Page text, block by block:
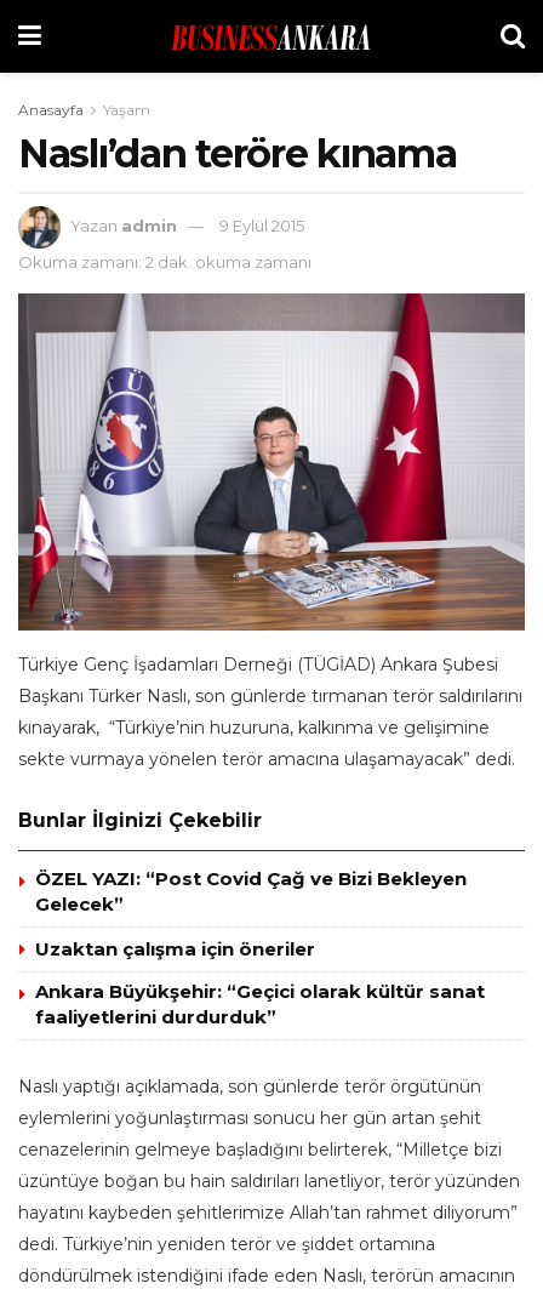
Anasayfa Yaşam
Naslı’dan teröre kınama
Yazan admin
9 Eylül 2015
Okuma zamanı: 2 dak. okuma zamanı
Türkiye Genç İşadamları Derneği (TÜGİAD) Ankara Şubesi
Başkanı Türker Naslı, son günlerde tırmanan terör saldırılarını
kınayarak, “Türkiye’nin huzuruna, kalkınma ve gelişimine
sekte vurmaya yönelen terör amacına ulaşamayacak” dedi.
Bunlar İlginizi Çekebilir
ÖZEL YAZI: “Post Covid Çağ ve Bizi Bekleyen
Gelecek”
Uzaktan çalışma için öneriler
Ankara Büyükşehir: “Geçici olarak kültür sanat
faaliyetlerini durdurduk”
Naslı yaptığı açıklamada, son günlerde terör örgütünün
eylemlerini yoğunlaştırması sonucu her gün artan şehit
cenazelerinin gelmeye başladığını belirterek, “Milletçe bizi
üzüntüye boğan bu hain saldırıları lanetliyor, terör yüzünden
hayatını kaybeden şehitlerimize Allah’tan rahmet diliyorum”
dedi. Türkiye’nin yeniden terör ve şiddet ortamına
döndürülmek istendiğini ifade eden Naslı, terörün amacının